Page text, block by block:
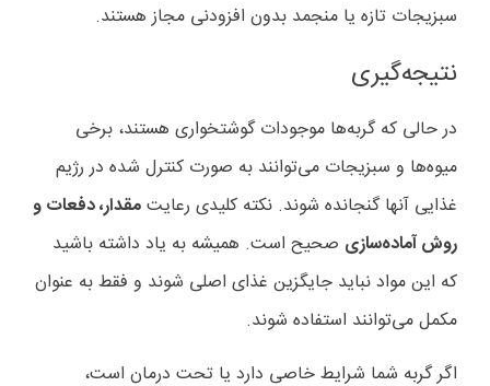
سبزیجات تازه یا منجمد بدون افزودنی مجاز هستند.
نتیجه‌گیری
در حالی که گربه‌ها موجودات گوشتخواری هستند، برخی
میوه‌ها و سبزیجات می‌توانند به صورت کنترل شده در رژیم
غذایی آنها گنجانده شوند. نکته کلیدی رعایتمقدار، دفعات و
روش آماده‌سازی صحیح است. همیشه به یاد داشته باشید
که این مواد نباید جایگزین غذای اصلی شوند و فقط به عنوان
مکمل می‌توانند استفاده شوند.
اگر گربه شما شرایط خاصی دارد یا تحت درمان است،